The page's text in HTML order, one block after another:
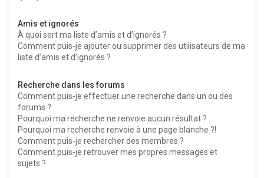
Amis et ignorés
À quoi sert ma liste d’amis et d’ignorés ?
Comment puis-je ajouter ou supprimer des utilisateurs de ma
liste d’amis et d’ignorés ?
Recherche dans les forums
Comment puis-je effectuer une recherche dans un ou des
forums ?
Pourquoi ma recherche ne renvoie aucun résultat ?
Pourquoi ma recherche renvoie à une page blanche ?!
Comment puis-je rechercher des membres ?
Comment puis-je retrouver mes propres messages et
sujets ?